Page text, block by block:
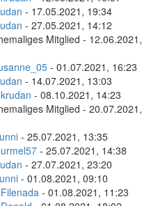
- 17.05.2021, 19:34
- 27.05.2021, 14:12
Mitglied - 12.06.2021,
- 01.07.2021, 16:23
- 14.07.2021, 13:03
krudan - 08.10.2021, 14:23
Mitglied - 20.07.2021,
- 25.07.2021, 13:35
urmel57 - 25.07.2021, 14:38
- 27.07.2021, 23:20
- 01.08.2021, 09:10
Filenada - 01.08.2021, 11:23